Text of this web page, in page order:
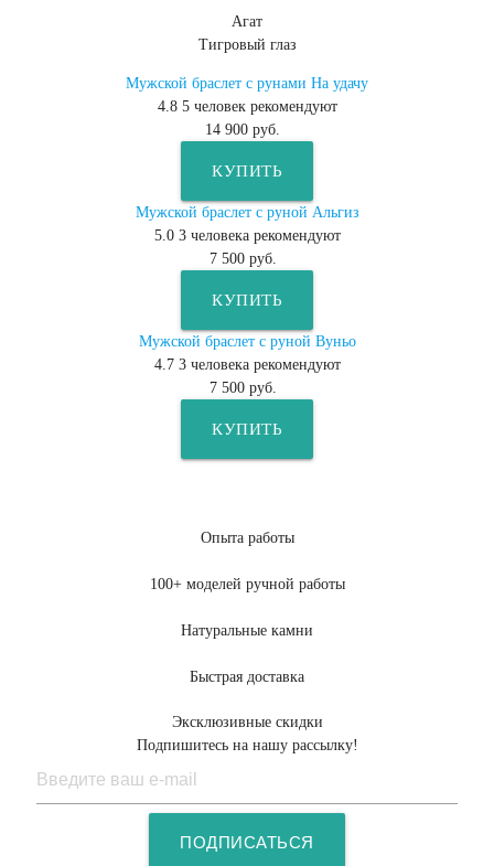
Агат
Тигровый глаз
Мужской браслет с рунами На удачу
4.8 5человек рекомендуют
14 900 руб.
КУПИТЬ
Мужской браслет с руной Альгиз
5.0 3человека рекомендуют
7 500 руб.
КУПИТЬ
Мужской браслет с руной Вуньо
4.7 3человека рекомендуют
7 500 руб.
КУПИТЬ
Опыта работы
100+ моделей ручной работы
Натуральные камни
Быстрая доставка
Эксклюзивные скидки
Подпишитесь на нашу рассылку!
ПОДПИСАТЬСЯ